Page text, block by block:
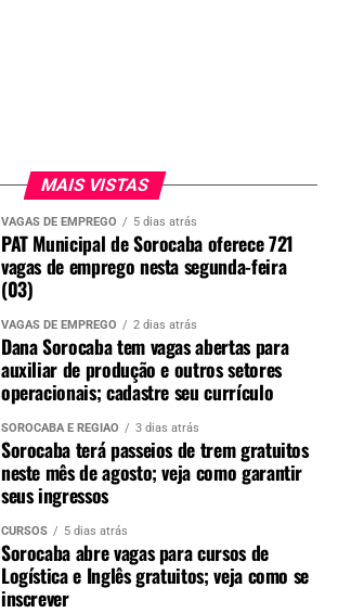
MAIS VISTAS
VAGAS DE EMPREGO 5 dias atrás
PAT Municipal de Sorocaba oferece 721
vagas de emprego nesta segunda-feira
(03)
VAGAS DE EMPREGO 2 dias atrás
Dana Sorocaba tem vagas abertas para
auxiliar de produção e outros setores
operacionais; cadastre seu currículo
SOROCABA E REGIÃO 3 dias atrás
Sorocaba terá passeios de trem gratuitos
neste mês de agosto; veja como garantir
seus ingressos
CURSOS 5 dias atrás
Sorocaba abre vagas para cursos de
Logística e Inglês gratuitos; veja como se
inscrever